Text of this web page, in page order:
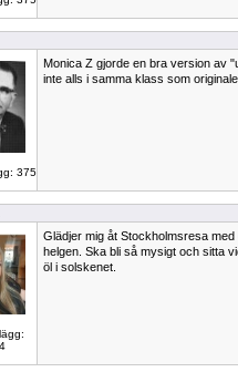
375
Monica Z gjorde en bra version av
inte alls i samma klass som
Glädjer mig åt Stockholmsresa
helgen. Ska bli så mysigt och sitta
öl i solskenet.